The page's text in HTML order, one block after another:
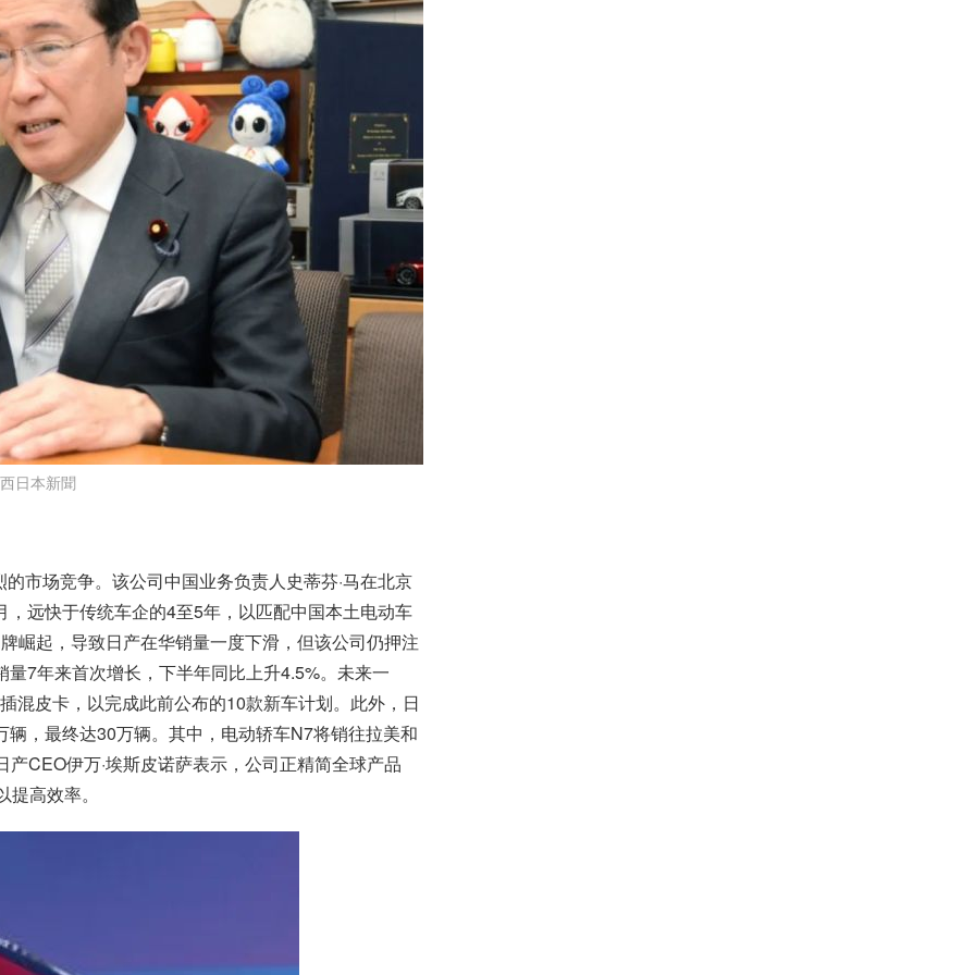
日本新聞
市场竞争。该公司中国业务负责人史蒂芬·马在北京
远快于传统车企的4至5年，以匹配中国本土电动车
崛起，导致日产在华销量一度下滑，但该公司仍押注
7年来首次增长，下半年同比上升4.5%。未来一
混皮卡，以完成此前公布的10款新车计划。此外，日
，最终达30万辆。其中，电动轿车N7将销往拉美和
CEO伊万·埃斯皮诺萨表示，公司正精简全球产品
高效率。